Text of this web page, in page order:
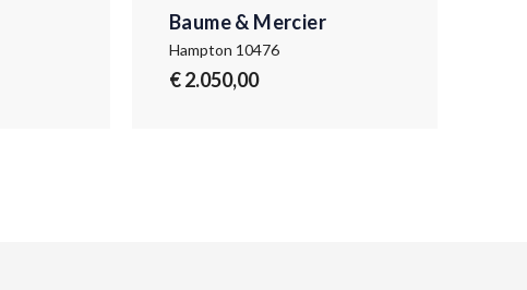
Baume & Mercier
Hampton 10476
€ 2.050,00